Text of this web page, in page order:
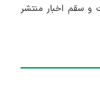
سقم اخبار منتشر